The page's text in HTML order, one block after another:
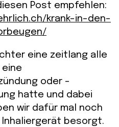
Post empfehlen:
krank-in-den-
eine zeitlang alle
eine
oder –
hatte und dabei
wir dafür mal noch
Inhaliergerät besorgt.